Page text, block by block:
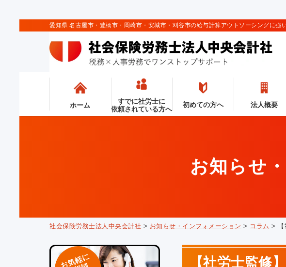
愛知県 名古屋市・豊橋市・岡崎市・安城市・刈谷市の給与計算アウトソーシングに強
ホーム
すでに社労士に
依頼されている方へ
初めての方へ 法人概要
お知らせ
社会保険労務士法人中央会計社 > お知らせ・インフォメーション > コラム >
お気軽に
【社労士監修